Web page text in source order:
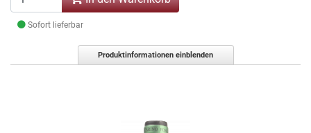
Sofort lieferbar
Produktinformationen einblenden